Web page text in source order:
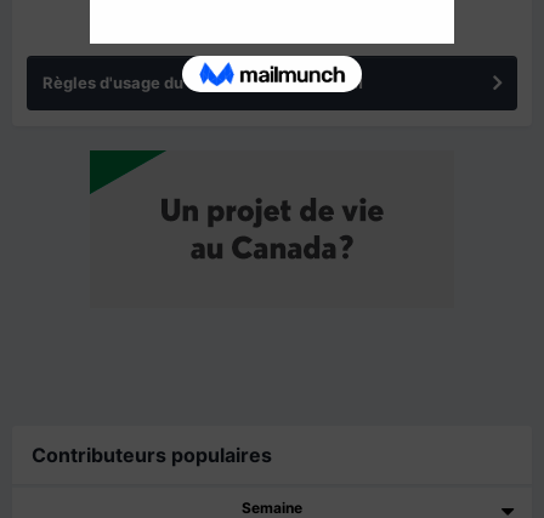
Règles d'usage du forum IMMIGRER.COM
Contributeurs populaires
Semaine